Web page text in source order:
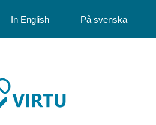
In English På svenska